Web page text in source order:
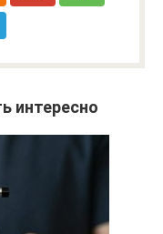
интересно